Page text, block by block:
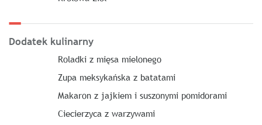
Dodatek kulinarny
Roladki z mięsa mielonego
Zupa meksykańska z batatami
Makaron z jajkiem i suszonymi pomidorami
Ciecierzyca z warzywami